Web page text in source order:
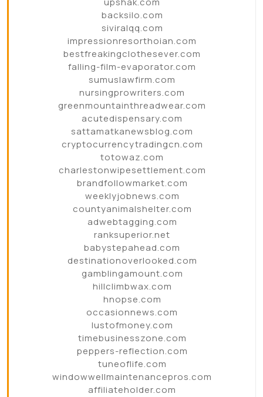
backsilo.com
siviralqq.com
impressionresorthoian.com
bestfreakingclothesever.com
falling-film-evaporator.com
sumuslawfirm.com
nursingprowriters.com
greenmountainthreadwear.com
acutedispensary.com
sattamatkanewsblog.com
cryptocurrencytradingcn.com
totowaz.com
charlestonwipesettlement.com
brandfollowmarket.com
weeklyjobnews.com
countyanimalshelter.com
adwebtagging.com
ranksuperior.net
babystepahead.com
destinationoverlooked.com
gamblingamount.com
hillclimbwax.com
hnopse.com
occasionnews.com
lustofmoney.com
timebusinesszone.com
peppers-reflection.com
tuneoflife.com
windowwellmaintenancepros.com
affiliateholder.com